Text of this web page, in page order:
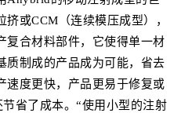
或CCM（连续模压成型），
复合材料部件，它使得单一材
质制成的产品成为可能，省去
速度更快，产品更易于修复或
省了成本。“使用小型的注射